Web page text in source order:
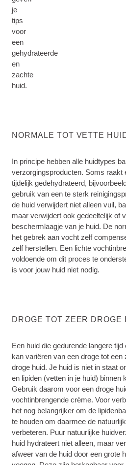
je
tips
voor
een
gehydrateerde
en
zachte
huid.
NORMALE TOT VETTE
In principe hebben alle huidtypes
verzorgingsproducten. Soms raakt
tijdelijk gedehydrateerd,
gebruik van een te sterk
de huid verwijdert niet alleen vuil,
maar verwijdert ook gedeeltelijk of
beschermlaagje van je huid. De
het gebrek aan vocht zelf
zelf herstellen. Een lichte
voldoende om dit proces te
is voor jouw huid niet nodig.
DROGE TOT ZEER DROGE
Een huid die gedurende langere
kan variëren van een droge tot een
droge huid. Je huid is niet in staat
en lipiden (vetten in je huid) binnen
Gebruik daarom voor een droge
vochtinbrengende crème. Voor
het nog belangrijker om de
te houden om daarmee de
verbeteren. Puur natuurlijke
huid hydrateert niet alleen, maar
afweer van de huid door een grote